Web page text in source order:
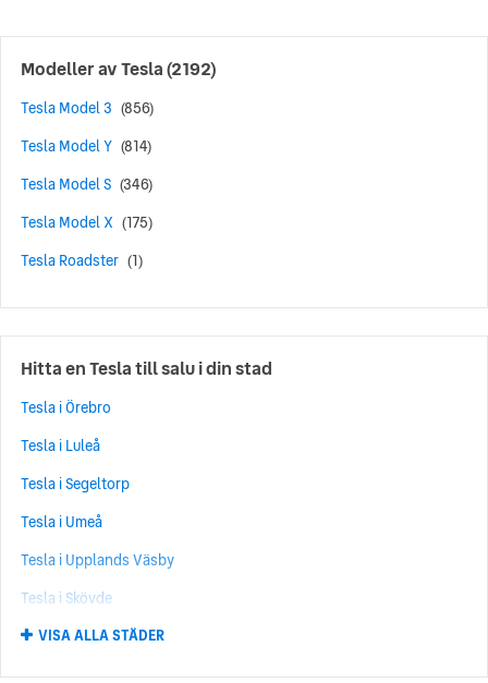
Modeller avTesla(2192)
Tesla Model 3 (856)
Tesla Model Y (814)
Tesla Model S (346)
Tesla Model X (175)
Tesla Roadster (1)
Hitta en Tesla till salu i din stad
Tesla i Örebro
Tesla i Luleå
Tesla i Segeltorp
Tesla i Umeå
Tesla i Upplands Väsby
Tesla i Skövde
Tesla i Kungälv
Tesla i Norrköping
VISA ALLA STÄDER